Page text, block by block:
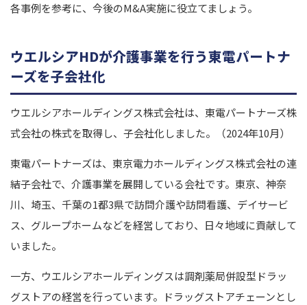
各事例を参考に、今後のM&A実施に役立てましょう。
ウエルシアHDが介護事業を行う東電パートナ
ーズを子会社化
ウエルシアホールディングス株式会社は、東電パートナーズ株
式会社の株式を取得し、子会社化しました。（2024年10月）
東電パートナーズは、東京電力ホールディングス株式会社の連
結子会社で、介護事業を展開している会社です。東京、神奈
川、埼玉、千葉の1都3県で訪問介護や訪問看護、デイサービ
ス、グループホームなどを経営しており、日々地域に貢献して
いました。
一方、ウエルシアホールディングスは調剤薬局併設型ドラッ
グストアの経営を行っています。ドラッグストアチェーンとし